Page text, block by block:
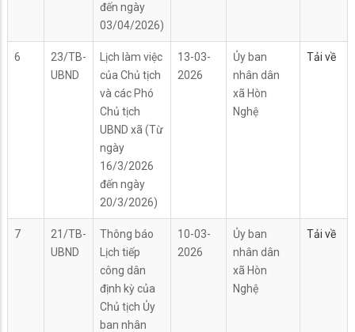
đến ngày
03/04/2026)
6
23/TB-
UBND
Lịch làm việc
của Chủ tịch
và các Phó
Chủ tịch
UBND xã (Từ
ngày
16/3/2026
đến ngày
20/3/2026)
13-03-
2026
Ủy ban
nhân dân
xã Hòn
Nghệ
Tải về
7
21/TB-
UBND
Thông báo
Lịch tiếp
công dân
định kỳ của
Chủ tịch Ủy
ban nhân
10-03-
2026
Ủy ban
nhân dân
xã Hòn
Nghệ
Tải về